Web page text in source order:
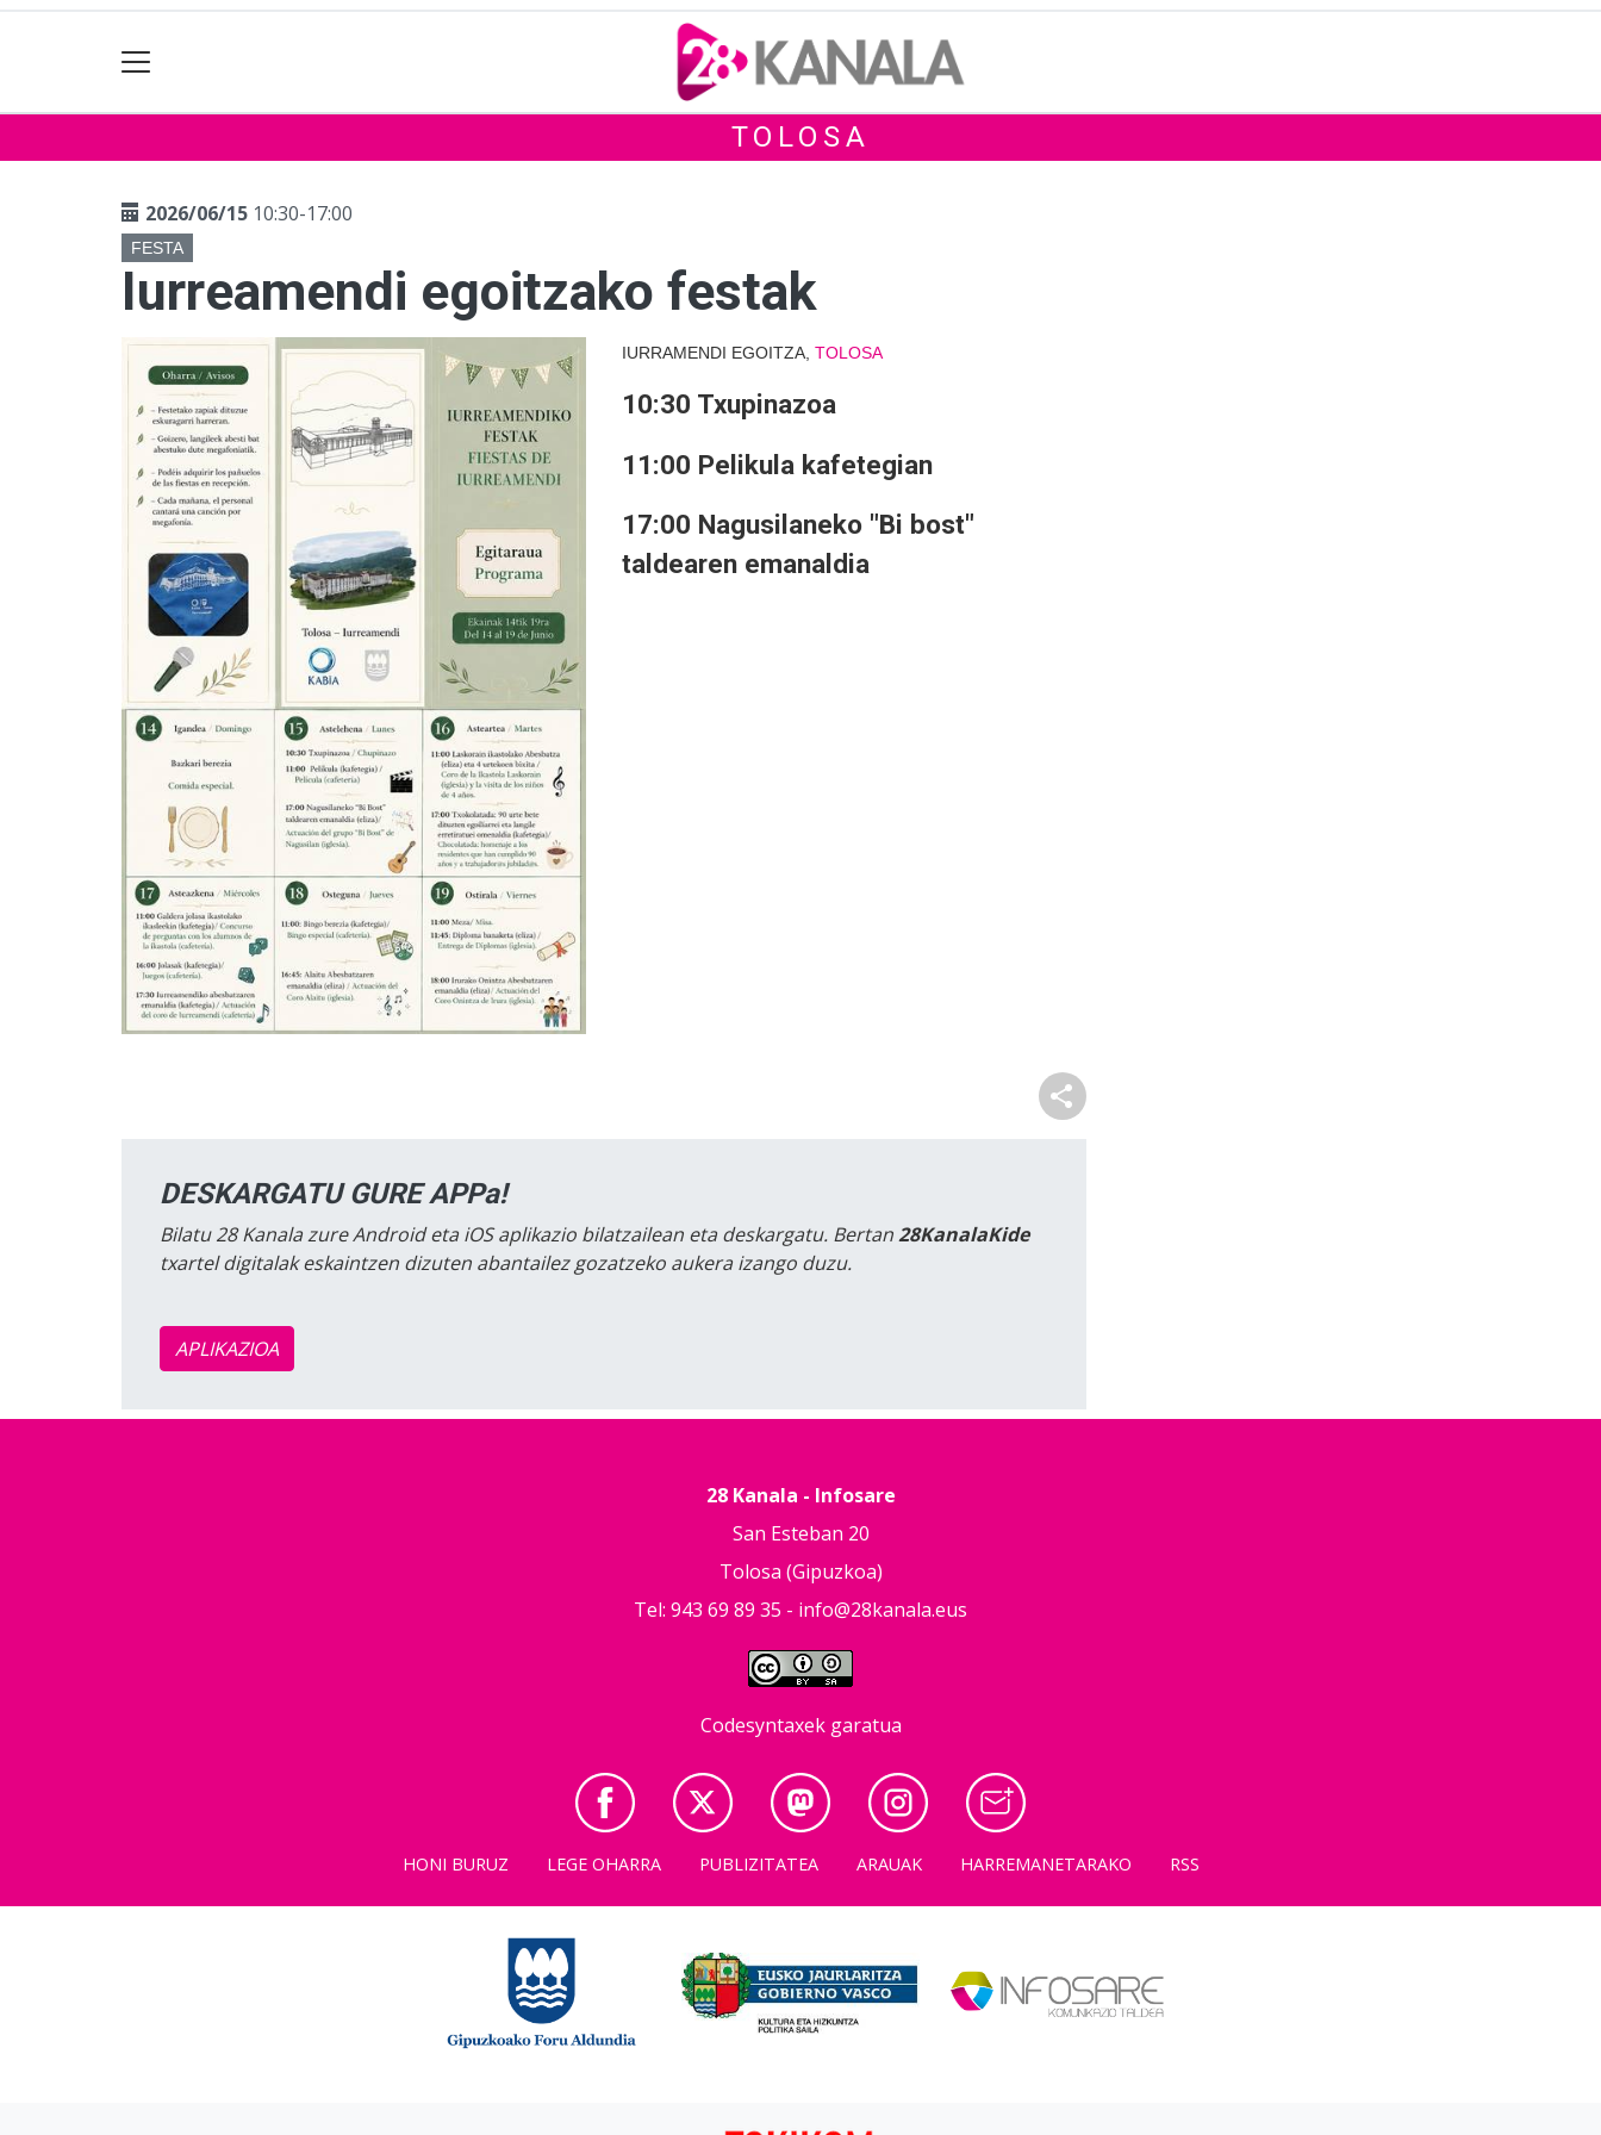
TOLOSA
2026/06/15 10:30-17:00
FESTA
Iurreamendi egoitzako festak
IURRAMENDI EGOITZA, TOLOSA
10:30 Txupinazoa
11:00 Pelikula kafetegian
17:00 Nagusilaneko "Bi bost"
taldearen emanaldia
DESKARGATU GURE APPa!
Bilatu 28 Kanala zure Android eta iOS aplikazio bilatzailean eta deskargatu. Bertan28KanalaKide
txartel digitalak eskaintzen dizuten abantailez gozatzeko aukera izango duzu.
APLIKAZIOA
28 Kanala - Infosare
San Esteban 20
Tolosa (Gipuzkoa)
Tel: 943 69 89 35 - info@28kanala.eus
Codesyntaxek garatua
HONI BURUZ LEGE OHARRA PUBLIZITATEA ARAUAK HARREMANETARAKO RSS